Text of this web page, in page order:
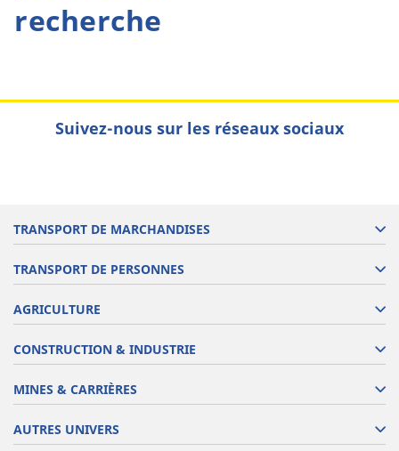
recherche
Suivez-nous sur les réseaux sociaux
TRANSPORT DE MARCHANDISES
TRANSPORT DE PERSONNES
AGRICULTURE
CONSTRUCTION & INDUSTRIE
MINES & CARRIÈRES
AUTRES UNIVERS